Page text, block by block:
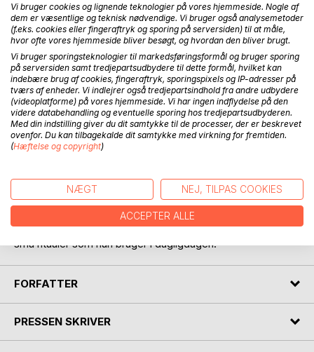
LÆG I INDKØBSKURVEN
Føj til ønskeliste
Anmeld titel
Heksen Mira Og De Magiske Ritualer er en bog til børn,
som synes at magi er spændende. I bogen deler Mira 12
små ritualer som hun bruger i dagligdagen.
FORFATTER
PRESSEN SKRIVER
Vi bruger cookies og lignende teknologier på vores hjemmeside. Nogle af
dem er væsentlige og teknisk nødvendige. Vi bruger også analysemetoder
(f.eks. cookies eller fingeraftryk og sporing på serversiden) til at måle,
hvor ofte vores hjemmeside bliver besøgt, og hvordan den bliver brugt.
Vi bruger sporingsteknologier til markedsføringsformål og bruger sporing
på serversiden samt tredjepartsudbydere til dette formål, hvilket kan
indebære brug af cookies, fingeraftryk, sporingspixels og IP-adresser på
tværs af enheder. Vi indlejrer også tredjepartsindhold fra andre udbydere
(videoplatforme) på vores hjemmeside. Vi har ingen indflydelse på den
videre databehandling og eventuelle sporing hos tredjepartsudbyderen.
Med din indstilling giver du dit samtykke til de processer, der er beskrevet
ovenfor. Du kan tilbagekalde dit samtykke med virkning for fremtiden.
(Hæftelse og copyright)
NÆGT NEJ, TILPAS COOKIES
ACCEPTER ALLE